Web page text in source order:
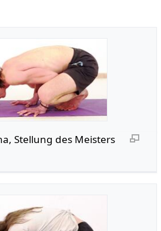
Stellung des Meisters